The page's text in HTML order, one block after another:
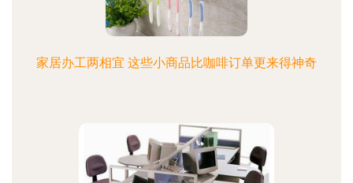
家居办工两相宜 这些小商品比咖啡订单更来得神奇